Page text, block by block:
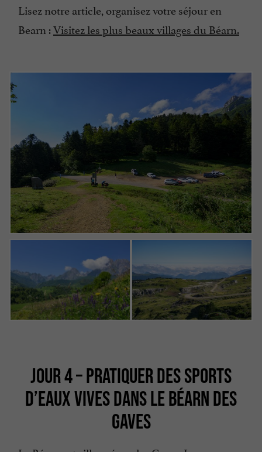
Lisez notre article, organisez votre séjour en
Bearn :Visitez les plus beaux villages du Béarn.
JOUR 4 – PRATIQUER DES SPORTS
D’EAUX VIVES DANS LE BÉARN DES
GAVES